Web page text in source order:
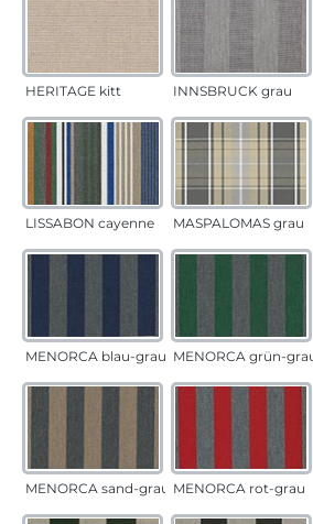
HERITAGE kitt INNSBRUCK grau
LISSABON cayenne MASPALOMAS grau
MENORCA blau-grau MENORCA grün-grau
MENORCA sand-grau MENORCA rot-grau